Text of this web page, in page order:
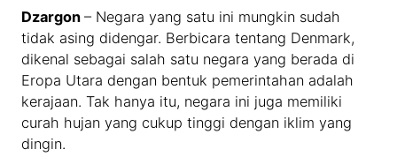
Dzargon– Negara yang satu ini mungkin sudah
tidak asing didengar. Berbicara tentang Denmark,
dikenal sebagai salah satu negara yang berada di
Eropa Utara dengan bentuk pemerintahan adalah
kerajaan. Tak hanya itu, negara ini juga memiliki
curah hujan yang cukup tinggi dengan iklim yang
dingin.